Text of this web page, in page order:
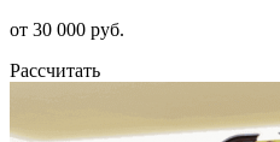
от 30 000 руб.
Рассчитать